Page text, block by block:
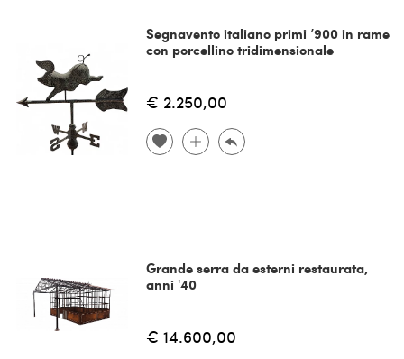
Segnavento italiano primi ’900 in rame
con porcellino tridimensionale
€ 2.250,00
Grande serra da esterni restaurata,
anni '40
€ 14.600,00